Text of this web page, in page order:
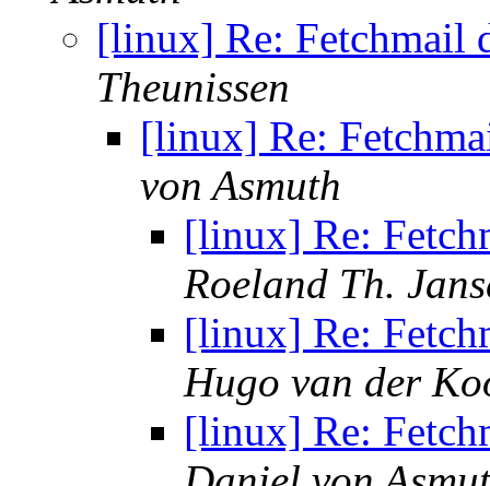
[linux] Re: Fetchmail
Theunissen
[linux] Re:
von Asmuth
[linux] Re:
Roeland Th.
[linux] Re:
Hugo van der
[linux] Re: